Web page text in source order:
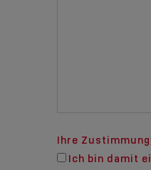
Ihre Zustimmung
Ich bin damit